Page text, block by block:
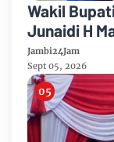
Wakil
Junaidi H
Partai
Jambi24Jam
Sept 05, 2026